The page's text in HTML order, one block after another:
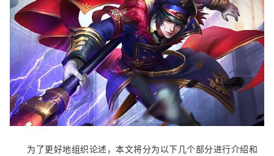
为了更好地组织论述，本文将分为以下几个部分进行介绍和